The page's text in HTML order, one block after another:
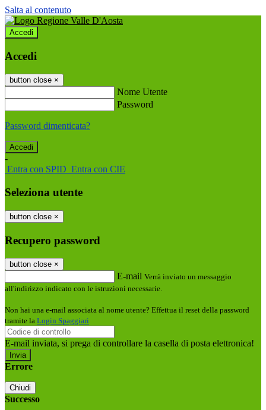
Salta al contenuto
Accedi
Accedi
button close ×
Nome Utente
Password
Password dimenticata?
-
Entra con SPID Entra con CIE
Seleziona utente
button close ×
Recupero password
button close ×
E-mail Verrà inviato un messaggio
all'indirizzo indicato con le istruzioni necessarie.
Non hai una e-mail associata al nome utente? Effettua il reset della password
tramite la Login Spaggiari
E-mail inviata, si prega di controllare la casella di posta elettronica!
Errore
Chiudi
Successo